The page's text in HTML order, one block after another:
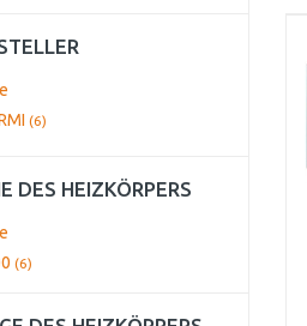
(6)
DES HEIZKÖRPERS
(6)